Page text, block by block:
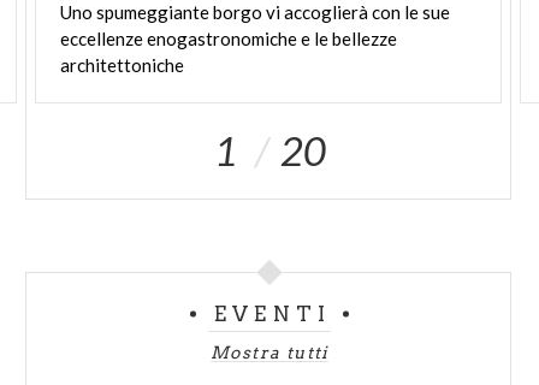
Uno spumeggiante borgo vi accoglierà con le sue
eccellenze enogastronomiche e le bellezze
architettoniche
1 20
EVENTI
Mostra tutti